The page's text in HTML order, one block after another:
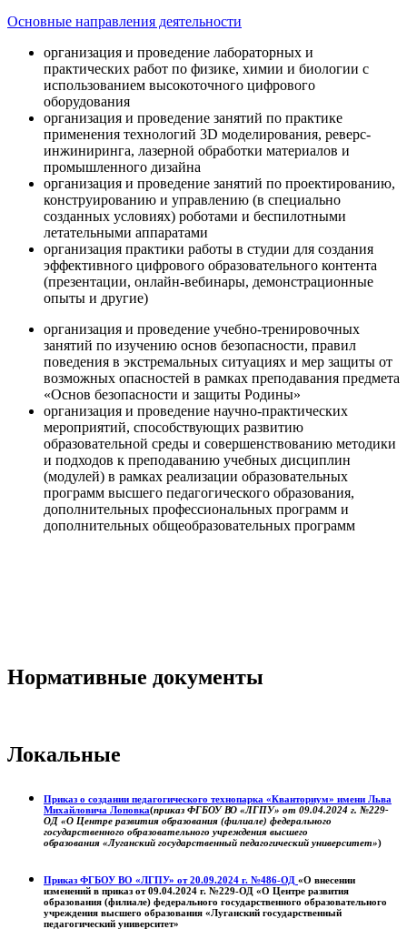
Основные направления деятельности
организация и проведение лабораторных и
практических работ по физике, химии и биологии с
использованием высокоточного цифрового
оборудования
организация и проведение занятий по практике
применения технологий 3D моделирования, реверс-
инжиниринга, лазерной обработки материалов и
промышленного дизайна
организация и проведение занятий по проектированию,
конструированию и управлению (в специально
созданных условиях) роботами и беспилотными
летательными аппаратами
организация практики работы в студии для создания
эффективного цифрового образовательного контента
(презентации, онлайн-вебинары, демонстрационные
опыты и другие)
организация и проведение учебно-тренировочных
занятий по изучению основ безопасности, правил
поведения в экстремальных ситуациях и мер защиты от
возможных опасностей в рамках преподавания предмета
«Основ безопасности и защиты Родины»
организация и проведение научно-практических
мероприятий, способствующих развитию
образовательной среды и совершенствованию методики
и подходов к преподаванию учебных дисциплин
(модулей) в рамках реализации образовательных
программ высшего педагогического образования,
дополнительных профессиональных программ и
дополнительных общеобразовательных программ
Нормативные документы
Локальные
Приказ о создании педагогического технопарка «Кванториум» имени Льва
Михайловича Лоповка(приказ ФГБОУ ВО «ЛГПУ» от 09.04.2024 г. №229-
ОД «О Центре развития образования (филиале) федерального
государственного образовательного учреждения высшего
образования «Луганский государственный педагогический университет»)
Приказ ФГБОУ ВО «ЛГПУ» от 20.09.2024 г. №486-ОД «О внесении
изменений в приказ от 09.04.2024 г. №229-ОД «О Центре развития
образования (филиале) федерального государственного образовательного
учреждения высшего образования «Луганский государственный
педагогический университет»